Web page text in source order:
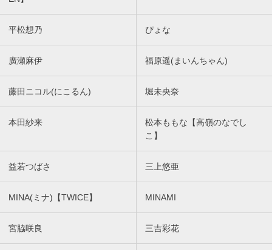
平松想乃 ぴょな
廣瀬麻伊 福原遥(まいんちゃん)
藤田ニコル(にこるん) 堀未央奈
本田紗来
松本ももな【高嶺のなでし
こ】
益若つばさ 三上悠亜
MINA(ミナ)【TWICE】 MINAMI
宮脇咲良 三吉彩花